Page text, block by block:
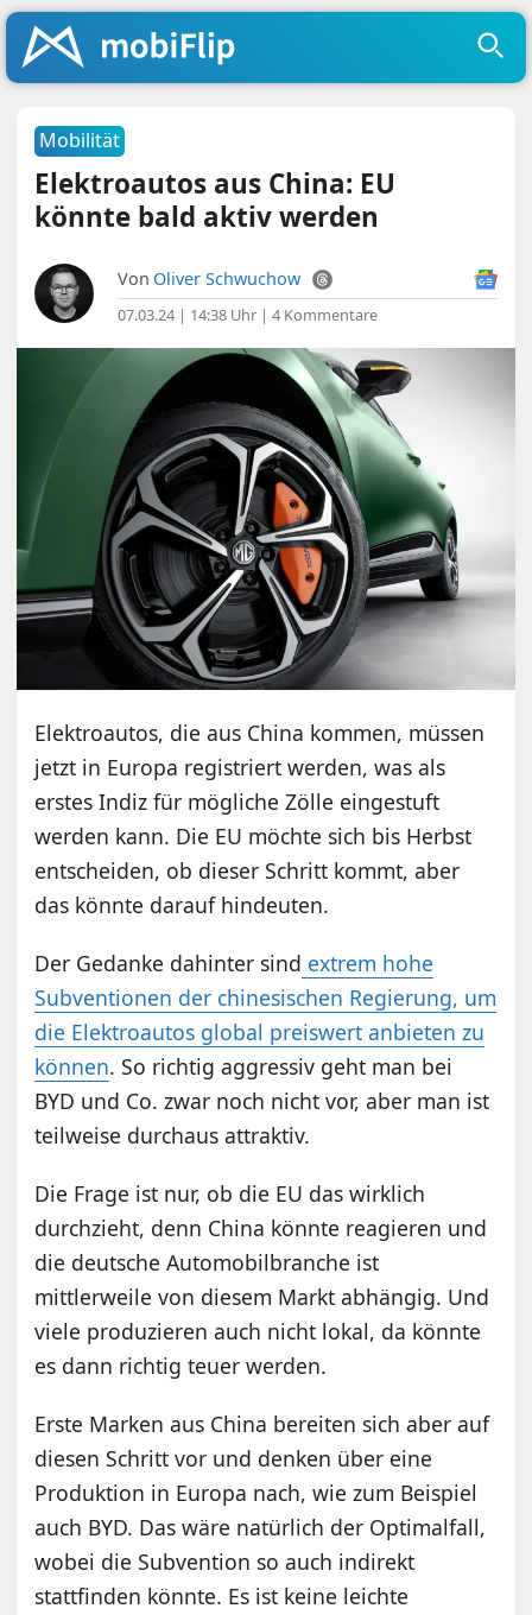
Mobilität
Elektroautos aus China: EU
könnte bald aktiv werden
Von Oliver Schwuchow
07.03.24 | 14:38 Uhr |4 Kommentare
Elektroautos, die aus China kommen, müssen
jetzt in Europa registriert werden, was als
erstes Indiz für mögliche Zölle eingestuft
werden kann. Die EU möchte sich bis Herbst
entscheiden, ob dieser Schritt kommt, aber
das könnte darauf hindeuten.
Der Gedanke dahinter sind extrem hohe
Subventionen der chinesischen Regierung, um
die Elektroautos global preiswert anbieten zu
können. So richtig aggressiv geht man bei
BYD und Co. zwar noch nicht vor, aber man ist
teilweise durchaus attraktiv.
Die Frage ist nur, ob die EU das wirklich
durchzieht, denn China könnte reagieren und
die deutsche Automobilbranche ist
mittlerweile von diesem Markt abhängig. Und
viele produzieren auch nicht lokal, da könnte
es dann richtig teuer werden.
Erste Marken aus China bereiten sich aber auf
diesen Schritt vor und denken über eine
Produktion in Europa nach, wie zum Beispiel
auch BYD. Das wäre natürlich der Optimalfall,
wobei die Subvention so auch indirekt
stattfinden könnte. Es ist keine leichte